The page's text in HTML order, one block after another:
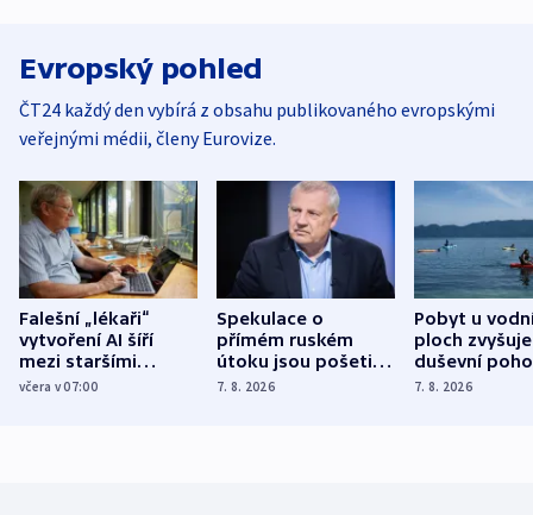
Evropský pohled
ČT24 každý den vybírá z obsahu publikovaného evropskými
veřejnými médii, členy Eurovize.
Falešní „lékaři“
vytvoření AI šíří
mezi staršími
Poláky nebezpečné
včera v 07:00
Spekulace o
přímém ruském
útoku jsou pošetilé,
míní estonský
7. 8. 2026
Pobyt u
ploch zvyšuje
duševní
ukázala
7. 8. 2026